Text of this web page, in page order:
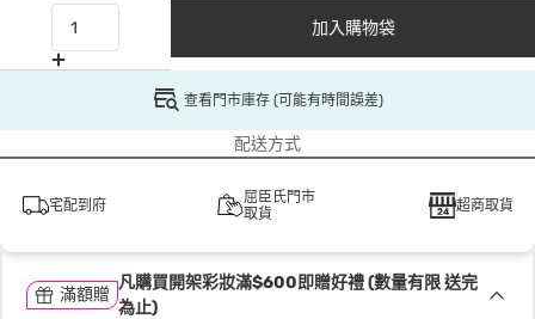
加入購物袋
查看門市庫存 (可能有時間誤差)
配送方式
宅配到府
屈臣氏門市
取貨
超商取貨
滿額贈
凡購買開架彩妝滿$600即贈好禮 (數量有限 送完
為止)